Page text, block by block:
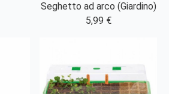
Seghetto ad arco (Giardino)
5,99 €